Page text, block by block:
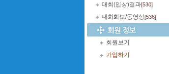
대회(입상)결과[530]
대회화보/동영상[536]
회원보기
가입하기